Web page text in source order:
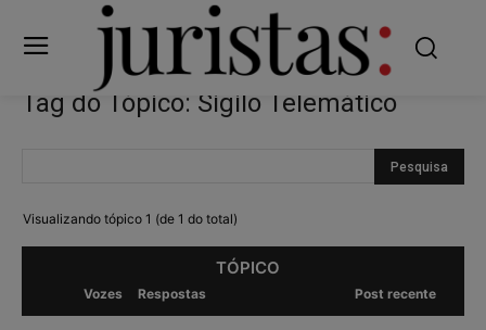
Tag do Tópico: Sigilo Telemático
Visualizando tópico 1 (de 1 do total)
TÓPICO
Vozes Respostas Post recente